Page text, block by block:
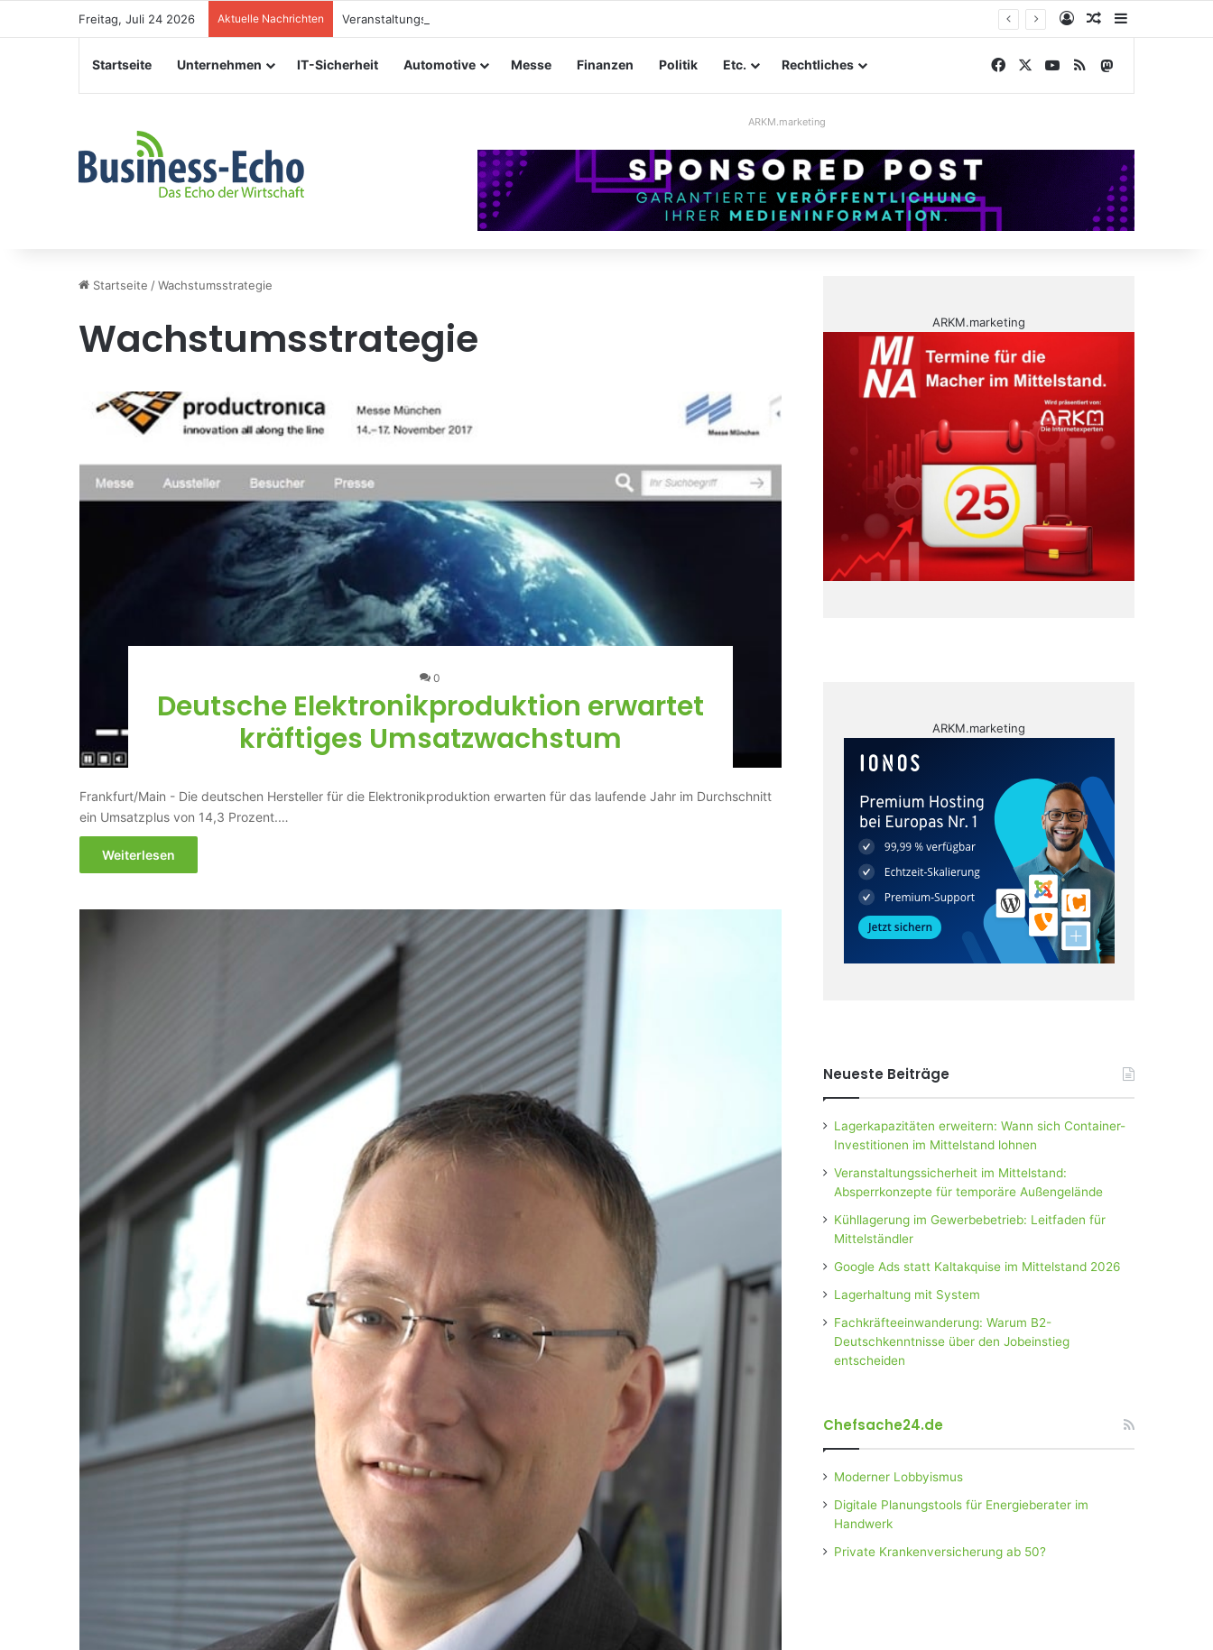
Freitag, Juli 24 2026 Aktuelle Nachrichten Veranstaltungssicherheit im Mittelstand: Absperrkonzepte für temporäre Außengelände AnmeldenZufälliger
Startseite Unternehmen IT-Sicherheit Automotive Messe Finanzen Politik Etc. Rechtliches Facebook YouTube
RSS
ARKM.marketing
Startseite /Wachstumsstrategie
Wachstumsstrategie
0
Deutsche Elektronikproduktion erwartet
kräftiges Umsatzwachstum
Frankfurt/Main - Die deutschen Hersteller für die Elektronikproduktion erwarten für das laufende Jahr im Durchschnitt
ein Umsatzplus von 14,3 Prozent.…
Weiterlesen
ARKM.marketing
ARKM.marketing
Neueste Beiträge
Lagerkapazitäten erweitern: Wann sich Container-
Investitionen im Mittelstand lohnen
Veranstaltungssicherheit im Mittelstand:
Absperrkonzepte für temporäre Außengelände
Kühllagerung im Gewerbebetrieb: Leitfaden für
Mittelständler
Google Ads statt Kaltakquise im Mittelstand 2026
Lagerhaltung mit System
Fachkräfteeinwanderung: Warum B2-
Deutschkenntnisse über den Jobeinstieg
entscheiden
Chefsache24.de
Moderner Lobbyismus
Digitale Planungstools für Energieberater im
Handwerk
Private Krankenversicherung ab 50?